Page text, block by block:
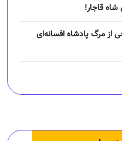
شاه قاجار!
از مرگ پادشاه افسانه‌ای